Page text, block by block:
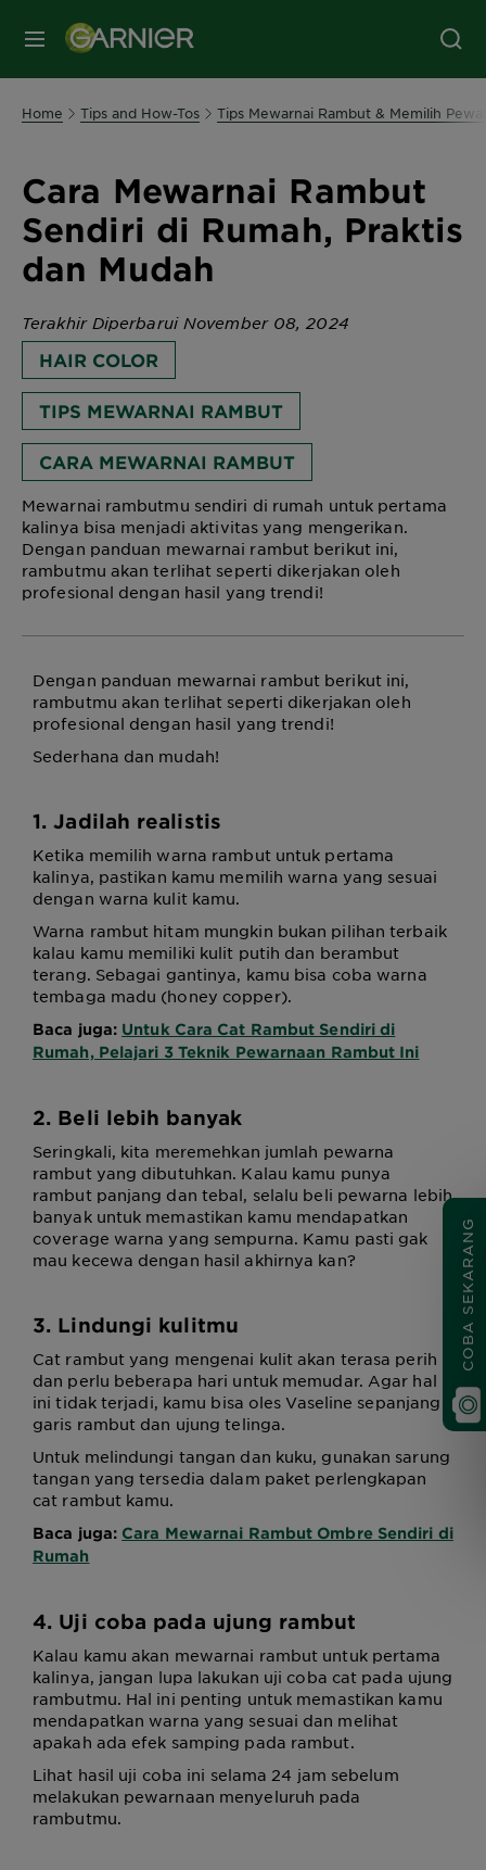
MENU
Home Tips and How-Tos Tips Mewarnai Rambut & Memilih
Cara Mewarnai Rambut
Sendiri di Rumah, Praktis
dan Mudah
Terakhir Diperbarui November 08, 2024
HAIR COLOR
TIPS MEWARNAI RAMBUT
CARA MEWARNAI RAMBUT
Mewarnai rambutmu sendiri di rumah untuk pertama
kalinya bisa menjadi aktivitas yang mengerikan.
Dengan panduan mewarnai rambut berikut ini,
rambutmu akan terlihat seperti dikerjakan oleh
profesional dengan hasil yang trendi!
Dengan panduan mewarnai rambut berikut ini,
rambutmu akan terlihat seperti dikerjakan oleh
profesional dengan hasil yang trendi!
Sederhana dan mudah!
1. Jadilah realistis
Ketika memilih warna rambut untuk pertama
kalinya, pastikan kamu memilih warna yang sesuai
dengan warna kulit kamu.
Warna rambut hitam mungkin bukan pilihan terbaik
kalau kamu memiliki kulit putih dan berambut
terang. Sebagai gantinya, kamu bisa coba warna
tembaga madu (honey copper).
Baca juga: Untuk Cara Cat Rambut Sendiri di
Rumah, Pelajari 3 Teknik Pewarnaan Rambut Ini
2. Beli lebih banyak
Seringkali, kita meremehkan jumlah pewarna
rambut yang dibutuhkan. Kalau kamu punya
rambut panjang dan tebal, selalu beli pewarna lebih
banyak untuk memastikan kamu mendapatkan
coverage warna yang sempurna. Kamu pasti gak
mau kecewa dengan hasil akhirnya kan?
3. Lindungi kulitmu
Cat rambut yang mengenai kulit akan terasa perih
dan perlu beberapa hari untuk memudar. Agar hal
ini tidak terjadi, kamu bisa oles Vaseline sepanjang
garis rambut dan ujung telinga.
Untuk melindungi tangan dan kuku, gunakan sarung
tangan yang tersedia dalam paket perlengkapan
cat rambut kamu.
Baca juga: Cara Mewarnai Rambut Ombre Sendiri di
Rumah
4. Uji coba pada ujung rambut
Kalau kamu akan mewarnai rambut untuk pertama
kalinya, jangan lupa lakukan uji coba cat pada ujung
rambutmu. Hal ini penting untuk memastikan kamu
mendapatkan warna yang sesuai dan melihat
apakah ada efek samping pada rambut.
Lihat hasil uji coba ini selama 24 jam sebelum
melakukan pewarnaan menyeluruh pada
rambutmu.
COBA SEKARANG